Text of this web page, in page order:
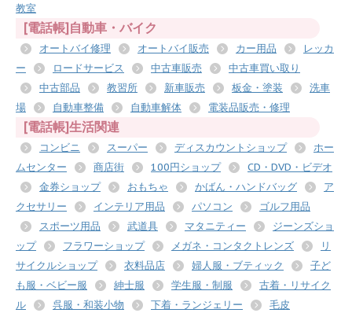
教室
[電話帳]自動車・バイク
オートバイ修理 オートバイ販売 カー用品
レッカ
ー
ロードサービス 中古車販売
中古車買い取り
中古部品
教習所 新車販売 板金・塗装
洗車
場
自動車整備 自動車解体 電装品販売・修理
[電話帳]生活関連
コンビニ スーパー ディスカウントショップ
ホー
ムセンター
商店街 100円ショップ
CD・DVD・ビデオ
金券ショップ
おもちゃ かばん・ハンドバッグ
ア
クセサリー
インテリア用品 パソコン
ゴルフ用品
スポーツ用品
武道具 マタニティー
ジーンズショ
ップ
フラワーショップ メガネ・コンタクトレンズ
リ
サイクルショップ
衣料品店 婦人服・ブティック
子ど
も服・ベビー服
紳士服 学生服・制服
古着・リサイク
ル
呉服・和装小物 下着・ランジェリー
毛皮